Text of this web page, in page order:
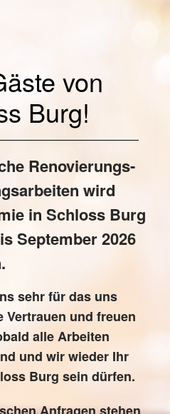
von
Burg!
Renovierungs-
wird
in Schloss Burg
September 2026
sehr für das uns
Vertrauen und freuen
alle Arbeiten
und wir wieder Ihr
Burg sein dürfen.